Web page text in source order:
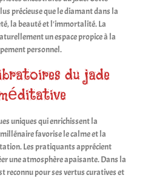
précieuse que le diamant dans la
la beauté et l'immortalité. La
un espace propice à la
personnel.
du jade
uniques qui enrichissent la
favorise le calme et la
Les pratiquants apprécient
une atmosphère apaisante. Dans la
reconnu pour ses vertus curatives et